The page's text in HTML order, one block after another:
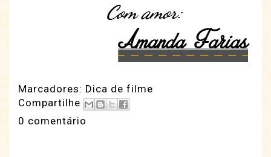
Marcadores: Dica de filme
Compartilhe
0 comentário